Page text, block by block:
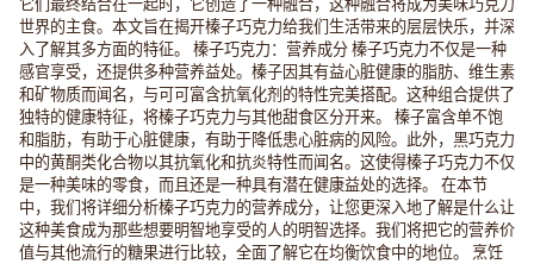
它们最终结合在一起时，它创造了一种融合，这种融合将成为美味巧克力
世界的主食。本文旨在揭开榛子巧克力给我们生活带来的层层快乐，并深
入了解其多方面的特征。 榛子巧克力：营养成分 榛子巧克力不仅是一种
感官享受，还提供多种营养益处。榛子因其有益心脏健康的脂肪、维生素
和矿物质而闻名，与可可富含抗氧化剂的特性完美搭配。这种组合提供了
独特的健康特征，将榛子巧克力与其他甜食区分开来。 榛子富含单不饱
和脂肪，有助于心脏健康，有助于降低患心脏病的风险。此外，黑巧克力
中的黄酮类化合物以其抗氧化和抗炎特性而闻名。这使得榛子巧克力不仅
是一种美味的零食，而且还是一种具有潜在健康益处的选择。 在本节
中，我们将详细分析榛子巧克力的营养成分，让您更深入地了解是什么让
这种美食成为那些想要明智地享受的人的明智选择。我们将把它的营养价
值与其他流行的糖果进行比较，全面了解它在均衡饮食中的地位。 烹饪